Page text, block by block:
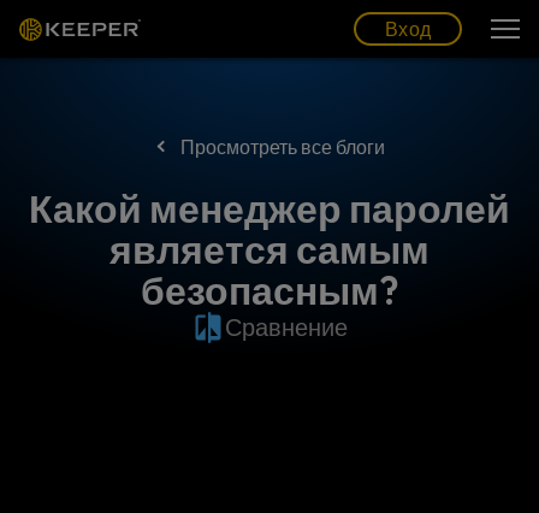
Вход
Просмотреть все блоги
Какой менеджер паролей
является самым
безопасным?
Сравнение